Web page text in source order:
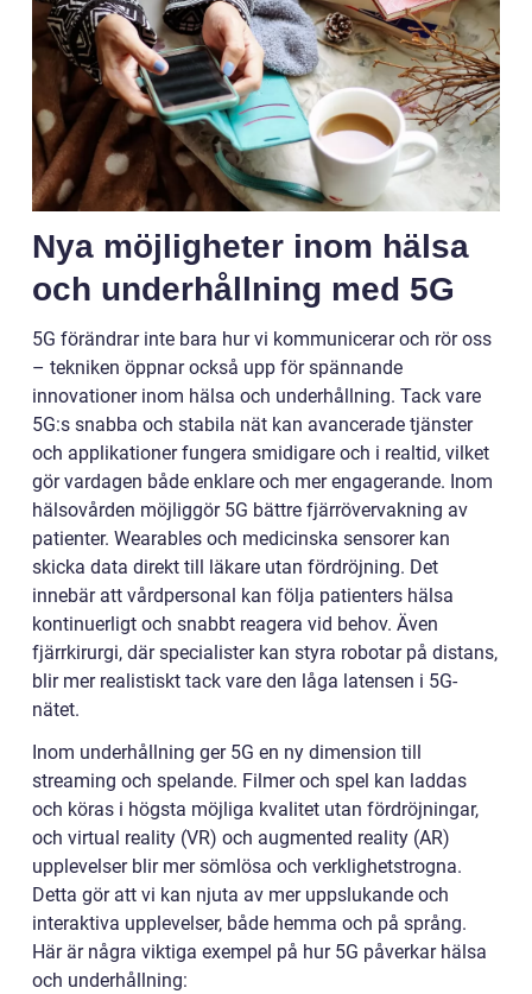
Nya möjligheter inom hälsa
och underhållning med 5G
5G förändrar inte bara hur vi kommunicerar och rör oss
– tekniken öppnar också upp för spännande
innovationer inom hälsa och underhållning. Tack vare
5G:s snabba och stabila nät kan avancerade tjänster
och applikationer fungera smidigare och i realtid, vilket
gör vardagen både enklare och mer engagerande. Inom
hälsovården möjliggör 5G bättre fjärrövervakning av
patienter. Wearables och medicinska sensorer kan
skicka data direkt till läkare utan fördröjning. Det
innebär att vårdpersonal kan följa patienters hälsa
kontinuerligt och snabbt reagera vid behov. Även
fjärrkirurgi, där specialister kan styra robotar på distans,
blir mer realistiskt tack vare den låga latensen i 5G-
nätet.
Inom underhållning ger 5G en ny dimension till
streaming och spelande. Filmer och spel kan laddas
och köras i högsta möjliga kvalitet utan fördröjningar,
och virtual reality (VR) och augmented reality (AR)
upplevelser blir mer sömlösa och verklighetstrogna.
Detta gör att vi kan njuta av mer uppslukande och
interaktiva upplevelser, både hemma och på språng.
Här är några viktiga exempel på hur 5G påverkar hälsa
och underhållning: